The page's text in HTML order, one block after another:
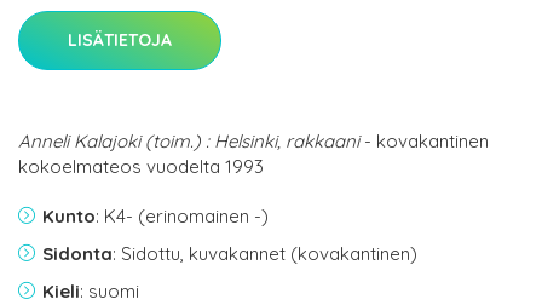
LISÄTIETOJA
Anneli Kalajoki (toim.) : Helsinki, rakkaani- kovakantinen
kokoelmateos vuodelta 1993
Kunto: K4- (erinomainen -)
Sidonta: Sidottu, kuvakannet (kovakantinen)
Kieli: suomi